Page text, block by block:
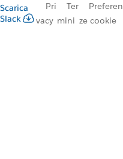
Scarica
Slack
Pri
vacy
Ter
mini
Preferen
ze cookie